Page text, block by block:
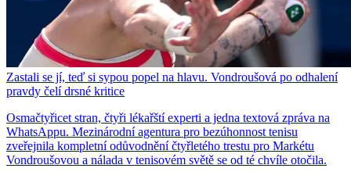
Zastali se jí, teď si sypou popel na hlavu. Vondroušová po odhalení
pravdy čelí drsné kritice
Osmačtyřicet stran, čtyři lékařští experti a jedna textová zpráva na
WhatsAppu. Mezinárodní agentura pro bezúhonnost tenisu
zveřejnila kompletní odůvodnění čtyřletého trestu pro Markétu
Vondroušovou a nálada v tenisovém světě se od té chvíle otočila.